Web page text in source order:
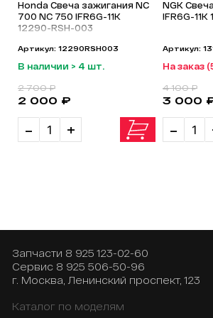
Honda Свеча зажигания NC
700 NC 750 IFR6G-11K
12290-RSH-003
Артикул: 12290RSH003
В наличии > 4 шт.
- +
2 000 ₽
2 700 ₽
NGK
IFR6G-11K
Артикул:
На заказ
-
3 000
4 100 ₽
Запчасти 8 925 123-02-60
Сервис 8 925 506-50-96
г. Москва, Ленинский проспект, 123
Каталог по моделям